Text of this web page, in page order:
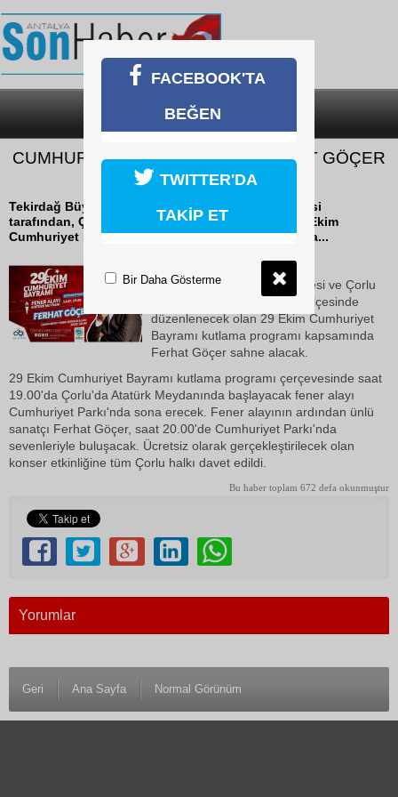
SON DAKİKA
CUMHURİYET KONSERİNDE FERHAT GÖÇER
SAHNE ALACAK
Tekirdağ Büyükşehir Belediyesi ve Çorlu Belediyesi
tarafından, Çorlu ilçesinde düzenlenecek olan 29 Ekim
Cumhuriyet Bayramı kutlama programı kapsamında...
17 Ekim 2018 Çarşamba 15:08
Tekirdağ Büyükşehir Belediyesi ve Çorlu
Belediyesi tarafından, Çorlu ilçesinde
düzenlenecek olan 29 Ekim Cumhuriyet
Bayramı kutlama programı kapsamında
Ferhat Göçer sahne alacak.
29 Ekim Cumhuriyet Bayramı kutlama programı çerçevesinde saat
19.00'da Çorlu'da Atatürk Meydanında başlayacak fener alayı
Cumhuriyet Parkı'nda sona erecek. Fener alayının ardından ünlü
sanatçı Ferhat Göçer, saat 20.00'de Cumhuriyet Parkı'nda
sevenleriyle buluşacak. Ücretsiz olarak gerçekleştirilecek olan
konser etkinliğine tüm Çorlu halkı davet edildi.
Bu haber toplam 672 defa okunmuştur
Yorumlar
Geri Ana Sayfa Normal Görünüm
FACEBOOK'TA
BEĞEN
TWITTER'DA
TAKİP ET
Bir Daha Gösterme